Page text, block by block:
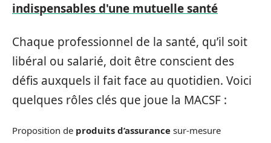
indispensables d'une mutuelle santé
Chaque professionnel de la santé, qu’il soit
libéral ou salarié, doit être conscient des
défis auxquels il fait face au quotidien. Voici
quelques rôles clés que joue la MACSF :
Proposition de produits d’assurance sur-mesure